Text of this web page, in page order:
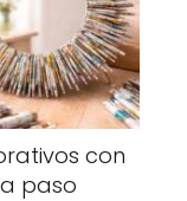
con
paso